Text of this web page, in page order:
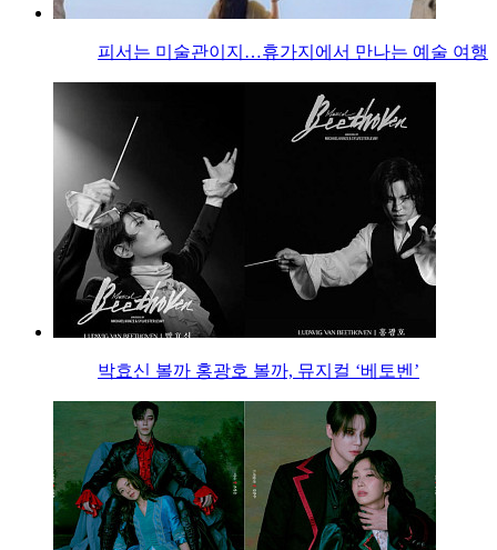
피서는 미술관이지…휴가지에서 만나는 예술 여행
박효신 볼까 홍광호 볼까, 뮤지컬 ‘베토벤’